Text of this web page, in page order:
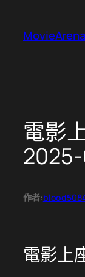
MovieArena
電影
作者:
電影上